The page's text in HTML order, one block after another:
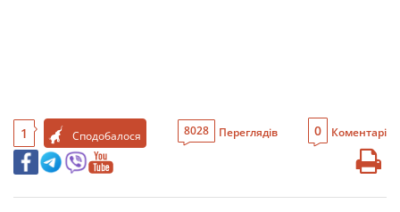
1 Сподобалося 8028 Переглядів 0 Коментарі